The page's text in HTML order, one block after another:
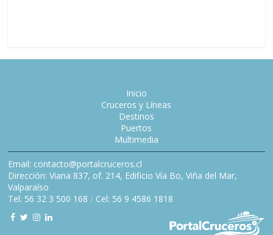
Inicio
Cruceros y Líneas
Destinos
Puertos
Multimedia
Email: contacto@portalcruceros.cl
Dirección: Viana 837, of. 214, Edificio Vía Bo, Viña del Mar,
Valparaíso
Tel: 56 32 3 500 168 / Cel: 56 9 4586 1818